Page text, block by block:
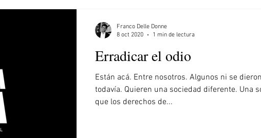
Erradicar el odio
Están acá. Entre nosotros. Algunos ni se
todavía. Quieren una sociedad diferente. Una
que los derechos de...
Franco Delle Donne
8 oct 2020
1 min de lectura